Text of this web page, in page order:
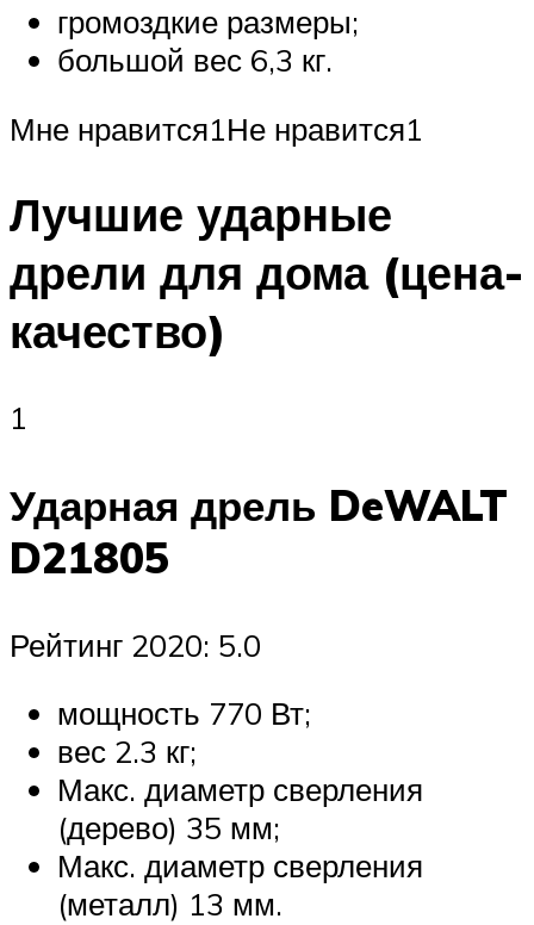
громоздкие размеры;
большой вес 6,3 кг.
Мне нравится1Не нравится1
Лучшие ударные
дрели для дома (цена-
качество)
1
Ударная дрель DeWALT
D21805
Рейтинг 2020: 5.0
мощность 770 Вт;
вес 2.3 кг;
Макс. диаметр сверления
(дерево) 35 мм;
Макс. диаметр сверления
(металл) 13 мм.